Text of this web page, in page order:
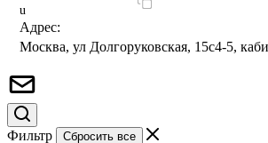
u
Адрес:
Москва, ул Долгоруковская, 15с4-5,
Фильтр Сбросить все